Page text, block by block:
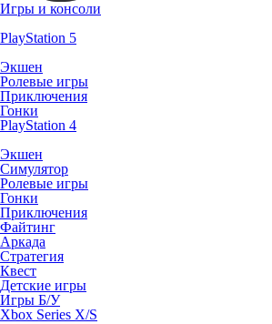
Игры и консоли
PlayStation 5
Экшен
Ролевые игры
Приключения
Гонки
PlayStation 4
Экшен
Симулятор
Ролевые игры
Гонки
Приключения
Файтинг
Аркада
Стратегия
Квест
Детские игры
Игры Б/У
Xbox Series X/S